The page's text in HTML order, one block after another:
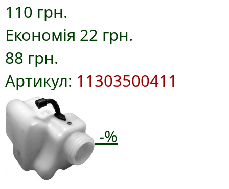
110 грн.
Економія 22 грн.
88 грн.
Артикул: 11303500411
-%